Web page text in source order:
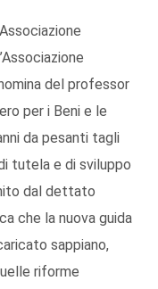
del professor
per i Beni e le
da pesanti tagli
tutela e di sviluppo
dal dettato
che la nuova guida
sappiano,
riforme